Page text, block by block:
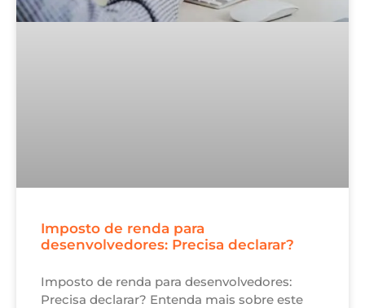
Imposto de renda para
desenvolvedores: Precisa declarar?
Imposto de renda para desenvolvedores:
Precisa declarar? Entenda mais sobre este